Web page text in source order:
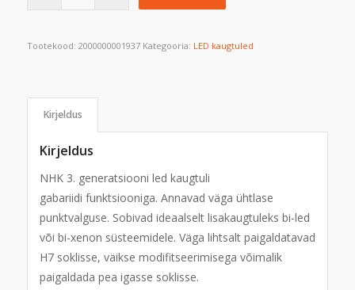
Tootekood: 2000000001937 Kategooria: LED kaugtuled
Kirjeldus
Kirjeldus
NHK 3. generatsiooni led kaugtuli
gabariidi funktsiooniga. Annavad väga ühtlase
punktvalguse. Sobivad ideaalselt lisakaugtuleks bi-led
või bi-xenon süsteemidele. Väga lihtsalt paigaldatavad
H7 soklisse, väikse modifitseerimisega võimalik
paigaldada pea igasse soklisse.